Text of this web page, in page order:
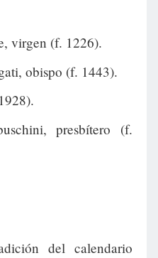
virgen (f. 1226).
obispo (f. 1443).
presbítero (f.
del calendario